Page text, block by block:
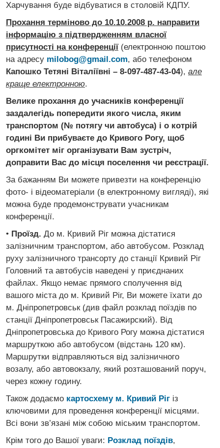
Харчування буде відбуватися в столовій КДПУ.
Прохання терміново до 10.10.2008 р. направити
інформацію з підтвердженням власної
присутності на конференції (електронною поштою
на адресу milobog@gmail.com, або телефоном
Капошко Тетяні Віталіївні – 8-097-487-43-04), але
краще електронною.
Велике прохання до учасників конференції
заздалегідь попередити якого числа, яким
транспортом (№ потягу чи автобуса) і о котрій
годині Ви прибуваєте до Кривого Рогу, щоб
оргкомітет міг організувати Вам зустріч,
доправити Вас до місця поселення чи реєстрації.
За бажанням Ви можете привезти на конференцію
фото- і відеоматеріали (в електронному вигляді), які
можна буде продемонструвати учасникам
конференції.
• Проїзд. До м. Кривий Ріг можна дістатися
залізничним транспортом, або автобусом. Розклад
руху залізничного трансорту до станції Кривий Ріг
Головний та автобусів наведені у приєднаних
файлах. Якщо немає прямого сполучення від
вашого міста до м. Кривий Ріг, Ви можете їхати до
м. Дніпропетровськ (див файл розклад поїздів по
станції Дніпропетровськ Пасажирский). Від
Дніпропетровська до Кривого Рогу можна дістатися
маршруткою або автобусом (відстань 120 км).
Маршрутки відправляються від залізничного
возалу, або автовокзалу, який розташований поруч,
через кожну годину.
Також додаємо картосхему м. Кривий Ріг із
ключовими для проведення конференції місцями.
Всі вони зв’язані між собою міським транспортом.
Крiм того до Вашої уваги: Розклад поїздiв,